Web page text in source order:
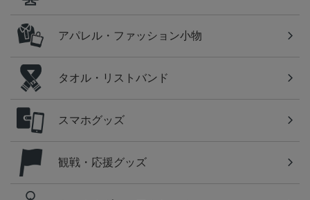
アパレル・ファッション小物
タオル・リストバンド
スマホグッズ
観戦・応援グッズ